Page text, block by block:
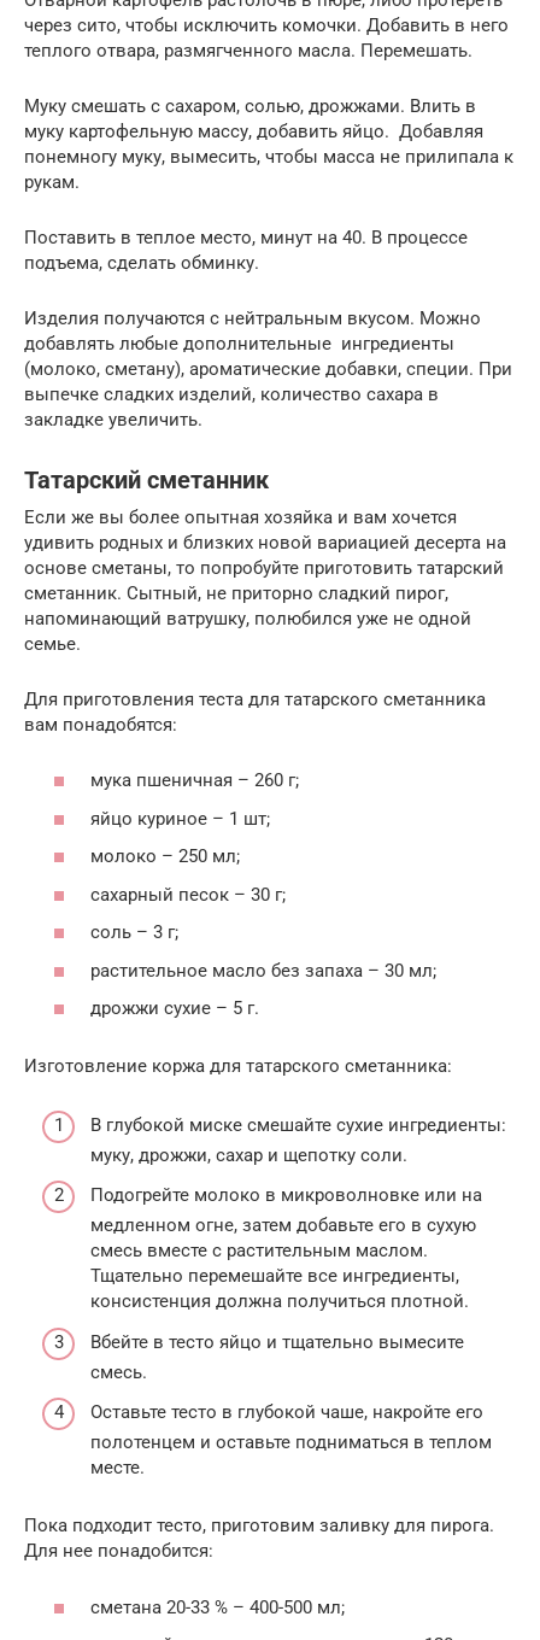
через сито, чтобы исключить комочки. Добавить в него
теплого отвара, размягченного масла. Перемешать.
Муку смешать с сахаром, солью, дрoжжами. Влить в
муку картофельную массу, добавить яйцо. Добавляя
понемногу муку, вымесить, чтобы масса не прилипала к
рукам.
Поставить в теплое место, минут на 40. В процессе
подъема, сделать обминку.
Изделия получаются с нейтральным вкусом. Можно
добавлять любые дополнительные ингредиенты
(молоко, сметану), ароматические добавки, специи. При
выпечке сладких изделий, количество сахара в
закладке увеличить.
Татарский сметанник
Если же вы более опытная хозяйка и вам хочется
удивить родных и близких новой вариацией десерта на
основе сметаны, то попробуйте приготовить татарский
сметанник. Сытный, не приторно сладкий пирог,
напоминающий ватрушку, полюбился уже не одной
семье.
Для приготовления теста для татарского сметанника
вам понадобятся:
мука пшеничная – 260 г;
яйцо куриное – 1 шт;
молоко – 250 мл;
сахарный песок – 30 г;
соль – 3 г;
растительное масло без запаха – 30 мл;
дрожжи сухие – 5 г.
Изготовление коржа для татарского сметанника:
В глубокой миске смешайте сухие ингредиенты:
муку, дрожжи, сахар и щепотку соли.
Подогрейте молоко в микроволновке или на
медленном огне, затем добавьте его в сухую
смесь вместе с растительным маслом.
Тщательно перемешайте все ингредиенты,
консистенция должна получиться плотной.
Вбейте в тесто яйцо и тщательно вымесите
смесь.
Оставьте тесто в глубокой чаше, накройте его
полотенцем и оставьте подниматься в теплом
месте.
Пока подходит тесто, приготовим заливку для пирога.
Для нее понадобится:
сметана 20-33 % – 400-500 мл;